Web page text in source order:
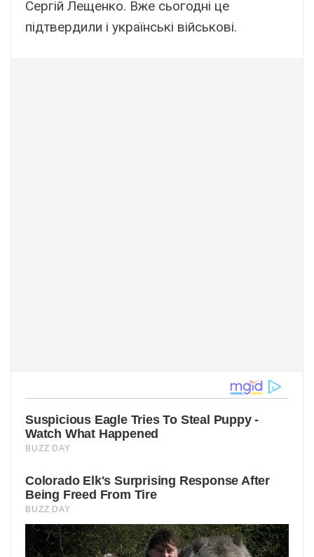
Сергій Лещенко. Вже сьогодні це
підтвердили і українські військові.